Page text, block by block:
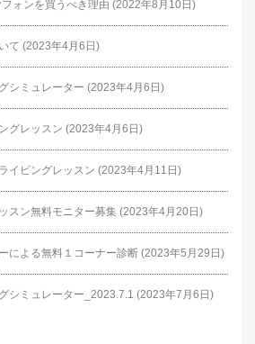
ォンを買うべき理由 (2022年8月10日)
て (2023年4月6日)
シミュレーター (2023年4月6日)
グレッスン (2023年4月6日)
イビングレッスン (2023年4月11日)
スン無料モニター募集 (2023年4月20日)
による無料１コーナー診断 (2023年5月29日)
シミュレーター_2023.7.1 (2023年7月6日)